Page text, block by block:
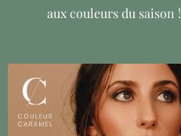
aux couleurs du saison !